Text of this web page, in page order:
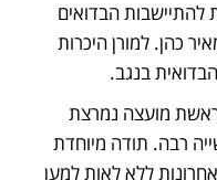
בנגב.